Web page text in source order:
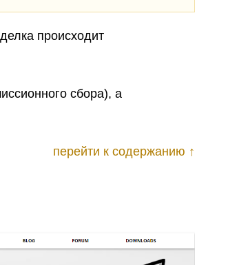
происходит
сбора), а
перейти к содержанию ↑